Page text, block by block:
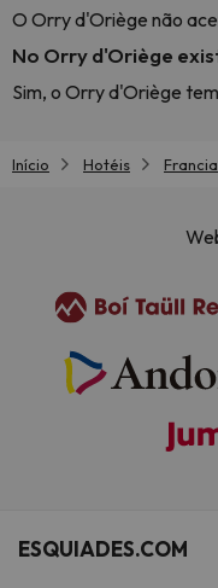
O Orry d'Oriège não
No Orry d'Oriège
Sim, o Orry d'Oriège
Início Hotéis Francia
ESQUIADES.COM